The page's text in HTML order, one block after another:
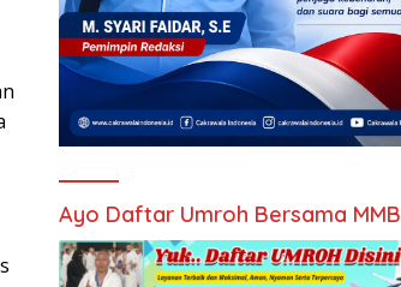
Ayo Daftar Umroh Bersama MMB